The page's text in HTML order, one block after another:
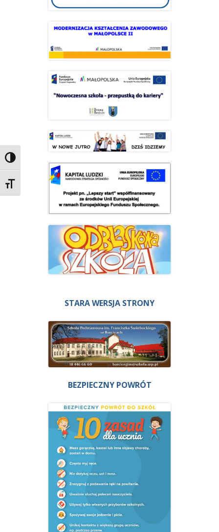
Przełącz wysoki kontrast
Zmień rozmiar czcionek
STARA WERSJA STRONY
BEZPIECZNY POWRÓT